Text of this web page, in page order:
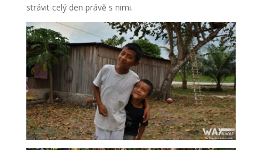
strávit celý den právě s nimi.